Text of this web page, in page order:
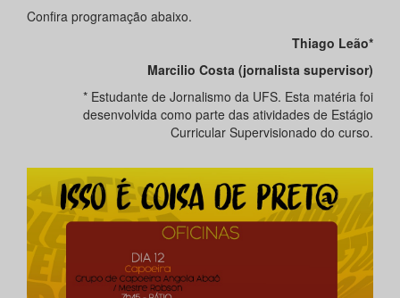
Confira programação abaixo.
Thiago Leão*
Marcilio Costa (jornalista supervisor)
* Estudante de Jornalismo da UFS. Esta matéria foi
desenvolvida como parte das atividades de Estágio
Curricular Supervisionado do curso.